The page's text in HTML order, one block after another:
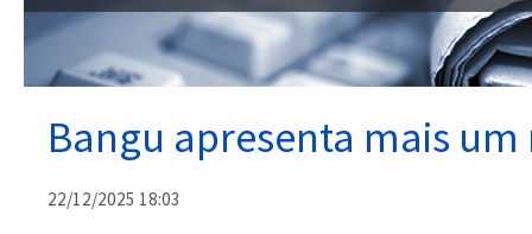
Bangu apresenta mais
22/12/2025 18:03